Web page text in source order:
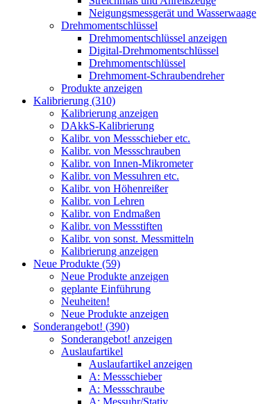
Neigungsmessgerät und Wasserwaage
Drehmomentschlüssel
Drehmomentschlüssel anzeigen
Digital-Drehmomentschlüssel
Drehmomentschlüssel
Drehmoment-Schraubendreher
Produkte anzeigen
Kalibrierung (310)
Kalibrierung anzeigen
DAkkS-Kalibrierung
Kalibr. von Messschieber etc.
Kalibr. von Messschrauben
Kalibr. von Innen-Mikrometer
Kalibr. von Messuhren etc.
Kalibr. von Höhenreißer
Kalibr. von Lehren
Kalibr. von Endmaßen
Kalibr. von Messstiften
Kalibr. von sonst. Messmitteln
Kalibrierung anzeigen
Neue Produkte (59)
Neue Produkte anzeigen
geplante Einführung
Neuheiten!
Neue Produkte anzeigen
Sonderangebot! (390)
Sonderangebot! anzeigen
Auslaufartikel
Auslaufartikel anzeigen
A: Messschieber
A: Messschraube
A: Messuhr/Stativ